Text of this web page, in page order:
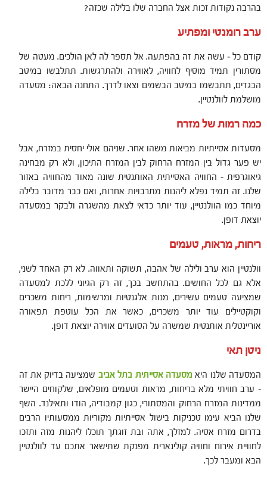
בהרבה נקודות זכות אצל החברה שלו בלילה שכזה?
ערב רומנטי ומפתיע
קודם כל – עשה את זה בהפתעה. אל תספר לה לאן הולכים. מעטה של
מסתורין תמיד מוסיף לחוויה, לאווירה ולהתרגשות. תתלבשו במיטב
הבגדים, תתבשמו במיטב הבשמים וצאו לדרך. התחנה הבאה: מסעדה
מושלמת לוולנטיין.
כמה רמות של מזרח
מסעדות אסייתיות מביאות משהו אחר. שניהם אולי יחסית במזרח, אבל
יש פער גדול בין המזרח הרחוק לבין המזרח התיכון, ולא רק מבחינה
גיאוגרפית – החוויה האסייתית האותנטית שונה מאוד מהחוויה באזור
שלנו. זה תמיד נפלא ליהנות מתרבויות אחרות, ואם כבר מדובר בלילה
מיוחד כמו הוולנטיין, עוד יותר כדאי לצאת מהשגרה ולבקר במסעדה
יוצאת דופן.
ריחות, מראות, טעמים
וולנטיין הוא ערב ולילה של אהבה, תשוקה ותאווה. לא רק האחד לשני,
אלא גם לכל החושים. בהתחשב בכך, זה רק הגיוני ללכת למסעדה
שמציעה טעמים עשירים, מנות אלגנטיות ומרשימות, ריחות משכרים
וקוקטיילים עוד יותר משכרים, כאשר את הכל עוטפת תפאורה
אוריינטלית אותנטית שמשרה על הסועדים אווירה יוצאת דופן.
ניטן תאי
המסעדה שלנו היא מסעדה אסייתית בתל אביב שמציעה בדיוק את זה
– ערב חוויתי מלא בריחות, מראות וטעמים מופלאים, שלקוחים היישר
ממדינות המזרח הרחוק והמסתורי, כגון קמבודיה, הודו ותאילנד. השף
שלנו הביא עימו טכניקות בישול אסייתיות מקוריות ממסעותיו הרבים
בדרום מזרח אסיה. למזלך, אתה ובת זוגתך תוכלו ליהנות מזה ותזכו
לחוויית אירוח וחוויה קולינארית מפנקת שתישאר אתכם עד לוולנטיין
הבא ומעבר לכך.